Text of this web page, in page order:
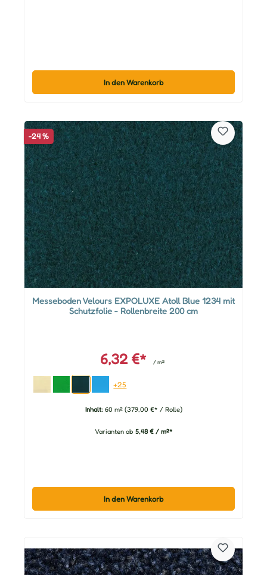
In den Warenkorb
-24 %
Messeboden Velours EXPOLUXE Atoll Blue 1234 mit
Schutzfolie - Rollenbreite 200 cm
6,32 €* / m²
+25
Inhalt: 60 m² (379,00 €* / Rolle)
Varianten ab 5,48 € / m²*
In den Warenkorb